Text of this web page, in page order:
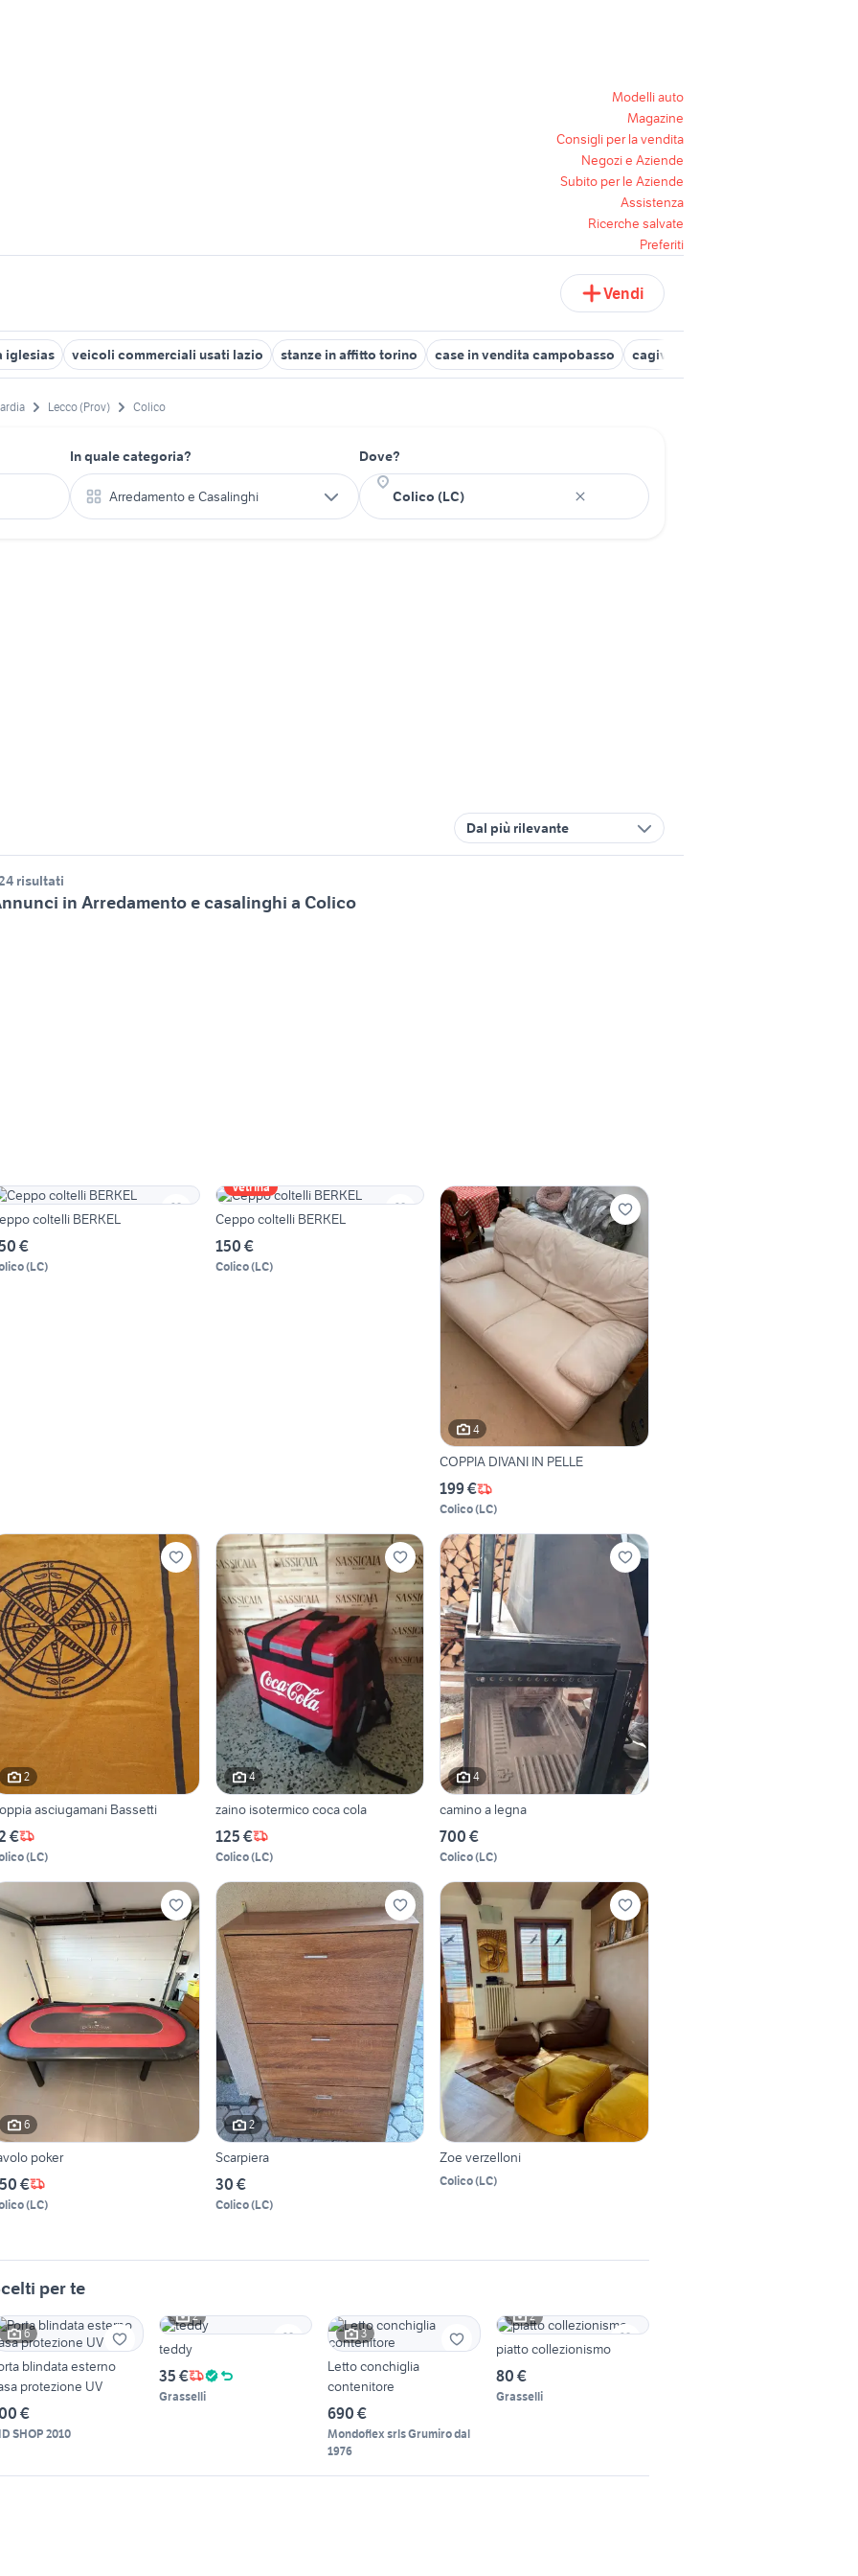
Modelli auto
Magazine
Consigli per la vendita
Negozi e Aziende
Subito per le Aziende
Assistenza
Ricerche salvate
Preferiti
Vendi
iglesias veicoli commerciali usati lazio stanze in affitto torino case in vendita campobasso cagiva mito 125 usata
Lecco (Prov) Colico
In quale categoria?
Arredamento e Casalinghi
Dove?
Dal più rilevante
risultati
in Arredamento e casalinghi a Colico
coltelli BERKEL
€
(LC)
Vetrina
Ceppo coltelli BERKEL
150 €
Colico(LC)
4
COPPIA DIVANI IN PELLE
199 €
Colico(LC)
2
asciugamani Bassetti
€
(LC)
4
zaino isotermico coca cola
125 €
Colico(LC)
4
camino a legna
700 €
Colico(LC)
6
poker
€
(LC)
2
Scarpiera
30 €
Colico(LC)
Zoe verzelloni
Colico(LC)
per te
6
blindata esterno
protezione UV
€
SHOP 2010
2
teddy
35 €
Grasselli
3
Letto conchiglia
contenitore
690 €
Mondoflex srls Grumiro dal
1976
2
piatto collezionismo
80 €
Grasselli